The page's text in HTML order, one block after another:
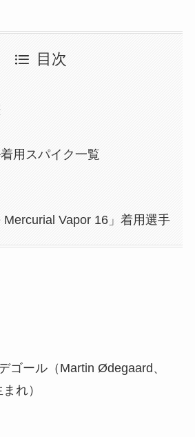
目次
用スパイク一覧
Mercurial Vapor 16」着用選手
ゴール（Martin Ødegaard、
れ）